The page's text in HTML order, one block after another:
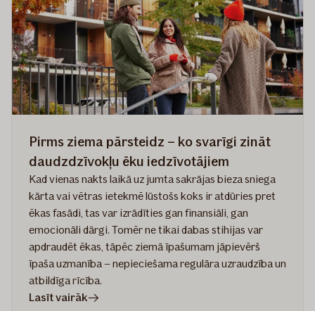
padomi
prasmīgam
saimniekam
Pirms ziema pārsteidz – ko svarīgi zināt
daudzdzīvokļu ēku iedzīvotājiem
Kad vienas nakts laikā uz jumta sakrājas bieza sniega
kārta vai vētras ietekmē lūstošs koks ir atdūries pret
ēkas fasādi, tas var izrādīties gan finansiāli, gan
emocionāli dārgi. Tomēr ne tikai dabas stihijas var
apdraudēt ēkas, tāpēc ziemā īpašumam jāpievērš
īpaša uzmanība – nepieciešama regulāra uzraudzība un
atbildīga rīcība.
Lasīt vairākrakstā